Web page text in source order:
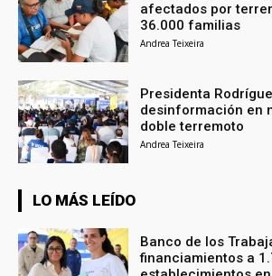
afectados por
36.000 familias
Andrea Teixeira
Presidenta
desinformación en
doble terremoto
Andrea Teixeira
LO MÁS LEÍDO
Banco de los
financiamientos a